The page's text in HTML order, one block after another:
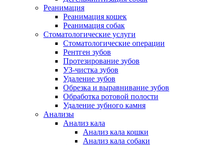
Реанимация
Реанимация кошек
Реанимация собак
Стоматологические услуги
Стоматологические операции
Рентген зубов
Протезирование зубов
УЗ-чистка зубов
Удаление зубов
Обрезка и выравнивание зубов
Обработка ротовой полости
Удаление зубного камня
Анализы
Анализ кала
Анализ кала кошки
Анализ кала собаки